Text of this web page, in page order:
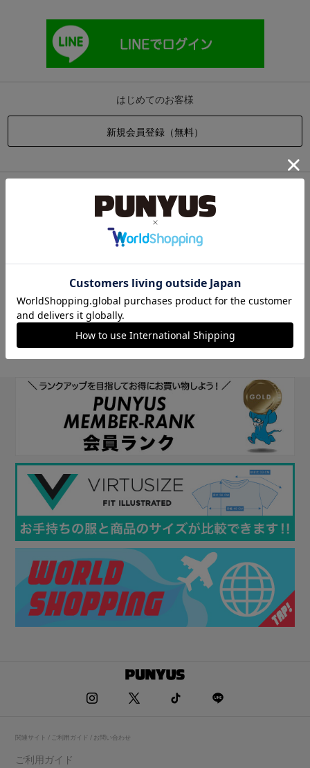
はじめてのお客様
他のサイトIDで新規会員登録をしていただくと次回以降、そのIDで
ログインすることができます。
関連サイト / ご利用ガイド / お問い合わせ
ご利用ガイド